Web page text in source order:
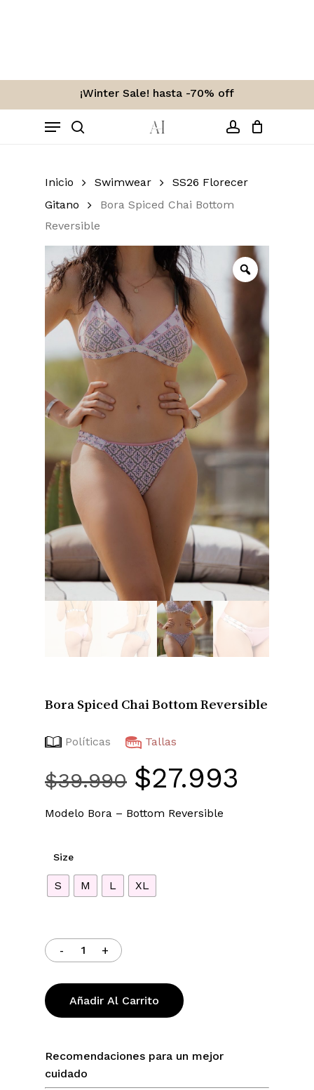
¡Winter Sale! hasta -70% off
Menu
No hay productos en el carrito.
Go To Shop
Inicio Swimwear
SS26 Florecer
Gitano
Bora Spiced Chai Bottom
Reversible
Políticas Tallas
Bora Spiced Chai Bottom Reversible
$39.990 El
precio
original
$27.993
Recomendaciones para un mejor
cuidado
Modelo Bora – Bottom Reversible
Size
S M L XL
Añadir Al Carrito